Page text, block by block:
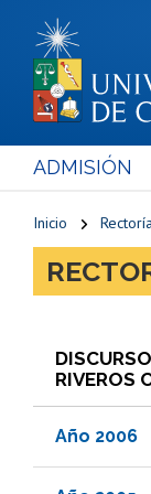
ADMISIÓN
Inicio Rectoría
RIVEROS
Año 2006